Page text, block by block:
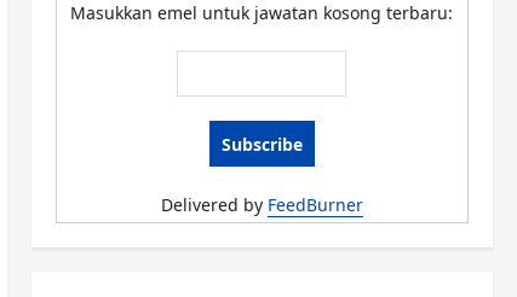
Masukkan emel untuk jawatan kosong terbaru:
Delivered by FeedBurner